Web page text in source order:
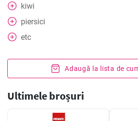
kiwi
piersici
etc
Adaugă la lista de
Ultimele broșuri